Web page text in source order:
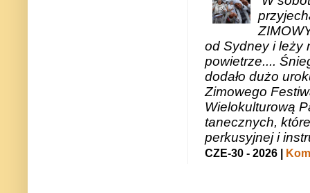
od Sydney i leży
powietrze....
dodało dużo
Zimowego
Wielokulturową
tanecznych,
perkusyjnej i
CZE-30 - 2026 |